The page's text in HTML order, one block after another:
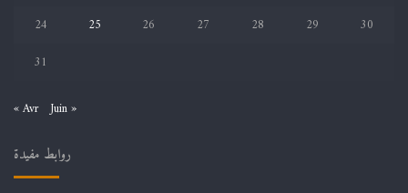
24
25 26 27 28 29
30
31
« Avr Juin »
روابط مفيدة